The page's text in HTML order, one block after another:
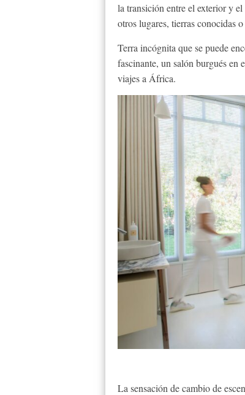
la transición entre el exterior y
otros lugares, tierras conocidas
Terra incógnita que se puede
fascinante, un salón burgués en
viajes a África.
La sensación de cambio de